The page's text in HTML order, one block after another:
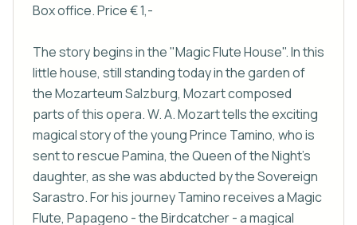
Box office. Price € 1,-
The story begins in the "Magic Flute House". In this
little house, still standing today in the garden of
the Mozarteum Salzburg, Mozart composed
parts of this opera. W. A. Mozart tells the exciting
magical story of the young Prince Tamino, who is
sent to rescue Pamina, the Queen of the Night's
daughter, as she was abducted by the Sovereign
Sarastro. For his journey Tamino receives a Magic
Flute, Papageno - the Birdcatcher - a magical